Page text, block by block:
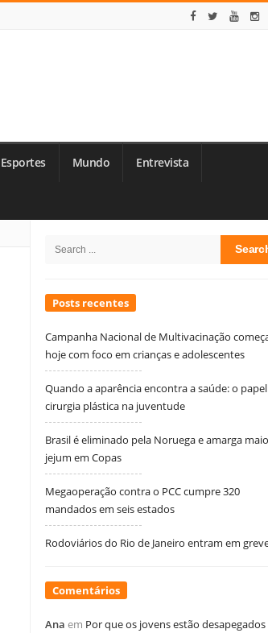
Esportes Mundo Entrevista
Sidebar
Search
Posts recentes
Campanha Nacional de Multivacinação
hoje com foco em crianças e adolescentes
Quando a aparência encontra a saúde: o
cirurgia plástica na juventude
Brasil é eliminado pela Noruega e amarga
jejum em Copas
Megaoperação contra o PCC cumpre 320
mandados em seis estados
Rodoviários do Rio de Janeiro entram em
Comentários
Ana em Por que os jovens estão desapegados